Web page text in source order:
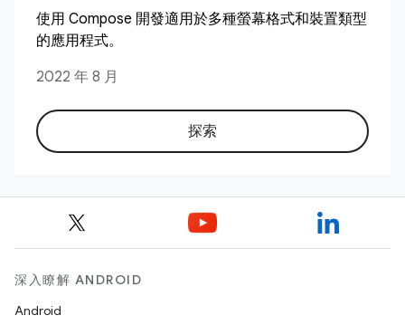
使用 Compose 開發適用於多種螢幕格式和裝置類型
的應用程式。
2022 年 8 月
探索
深入瞭解 ANDROID
Android